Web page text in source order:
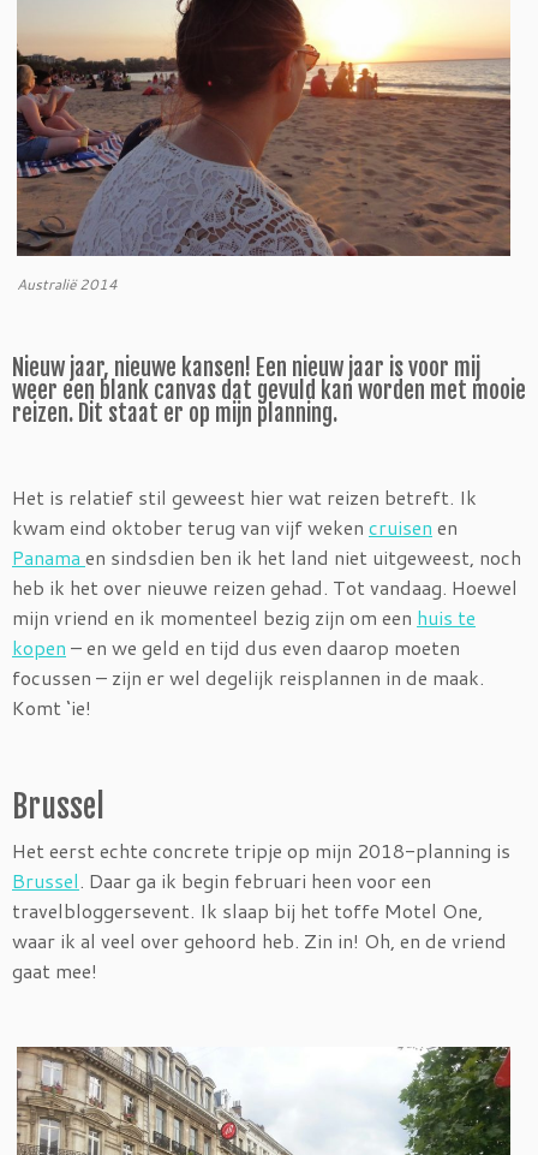
Australië 2014
Nieuw jaar, nieuwe kansen! Een nieuw jaar is voor mij
weer een blank canvas dat gevuld kan worden met mooie
reizen. Dit staat er op mijn planning.
Het is relatief stil geweest hier wat reizen betreft. Ik
kwam eind oktober terug van vijf weken cruisen en
Panama en sindsdien ben ik het land niet uitgeweest, noch
heb ik het over nieuwe reizen gehad. Tot vandaag. Hoewel
mijn vriend en ik momenteel bezig zijn om een huis te
kopen – en we geld en tijd dus even daarop moeten
focussen – zijn er wel degelijk reisplannen in de maak.
Komt ‘ie!
Brussel
Het eerst echte concrete tripje op mijn 2018-planning is
Brussel. Daar ga ik begin februari heen voor een
travelbloggersevent. Ik slaap bij het toffe Motel One,
waar ik al veel over gehoord heb. Zin in! Oh, en de vriend
gaat mee!